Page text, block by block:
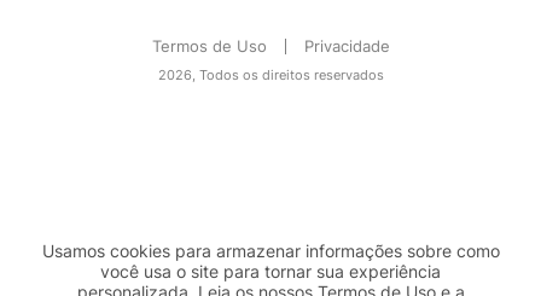
Termos de Uso Privacidade
2026, Todos os direitos reservados
Usamos cookies para armazenar informações sobre como
você usa o site para tornar sua experiência